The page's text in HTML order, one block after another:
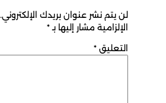
لن يتم نشر عنوان بريدك الإلكتروني.
الإلزامية مشار إليها بـ*
التعليق *